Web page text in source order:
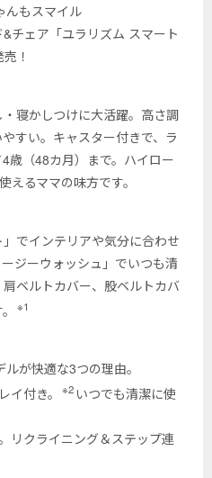
んもスマイル
チェア「ユラリズム スマート
！
寝かしつけに大活躍。高さ調
すい。キャスター付きで、ラ
歳（48カ月）まで。ハイロー
えるママの味方です。
」でインテリアや気分に合わせ
ジーウォッシュ」でいつも清
ベルトカバー、股ベルトカバ
※1
が快適な3つの理由。
イ付き。
※2いつでも清潔に使
リクライニング＆ステップ連